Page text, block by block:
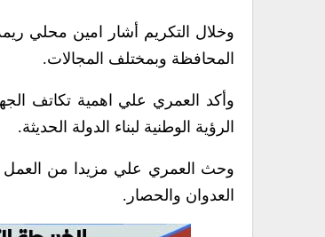
وخلال التكريم أشار امين محلي
المحافظة وبمختلف المجالات.
وأكد العمري علي اهمية تكاتف
الرؤية الوطنية لبناء الدولة الحديثة.
وحث العمري علي مزيدا من العمل
العدوان والحصار.